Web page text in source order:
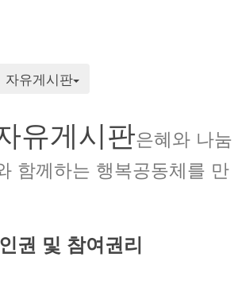
자유게시판
유게시판은혜와 나눔
함께하는 행복공동체를 만
권 및 참여권리